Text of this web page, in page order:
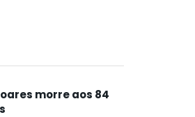
morre aos 84